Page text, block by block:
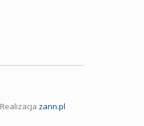
Realizacja zann.pl